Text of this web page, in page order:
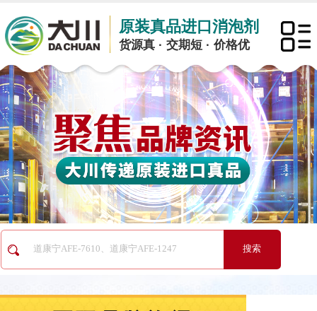
原装真品进口消泡剂
货源真 · 交期短 · 价格优